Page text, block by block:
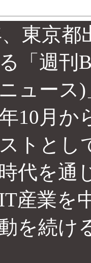
東京都
「週刊
ュース
10月
トとし
代を通
産業を
を続け